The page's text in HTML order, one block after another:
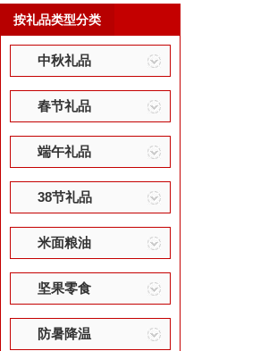
按礼品类型分类
中秋礼品
春节礼品
端午礼品
38节礼品
米面粮油
坚果零食
防暑降温